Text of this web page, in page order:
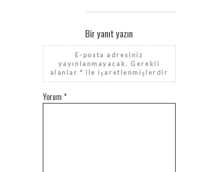
Bir yanıt yazın
E-posta adresiniz
yayınlanmayacak. Gerekli
alanlar* ile işaretlenmişlerdir
Yorum *